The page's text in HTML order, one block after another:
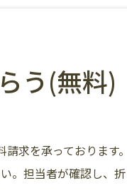
う(無料)
求を承っております。
担当者が確認し、折